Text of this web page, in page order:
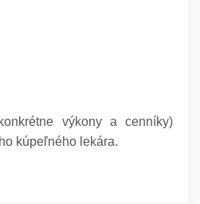
výkony a cenníky)
kúpeľného lekára.